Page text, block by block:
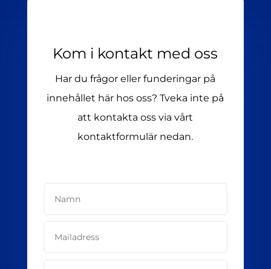
Kom i kontakt med oss
Har du frågor eller funderingar på
innehållet här hos oss? Tveka inte på
att kontakta oss via vårt
kontaktformulär nedan.